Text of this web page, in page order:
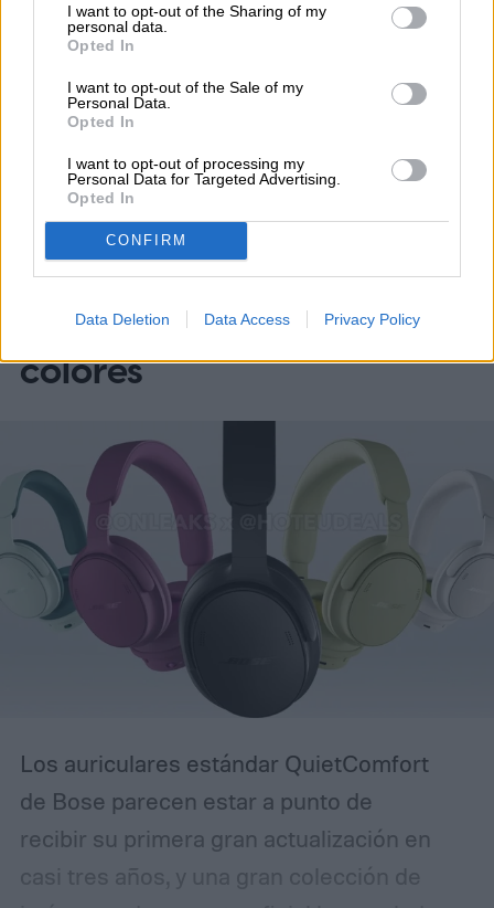
I want to opt-out of the Sharing of my
personal data.
Opted In
I want to opt-out of the Sale of my
Personal Data.
Opted In
I want to opt-out of processing my
Personal Data for Targeted Advertising.
Opted In
CONFIRM
Data Deletion Data Access Privacy Policy
NoticiasHomepage
TECNOLOGÍA VESTIBLE
Los próximos auriculares
QuietComfort de Bose
aparecen en línea en seis
colores
Los auriculares estándar QuietComfort
de Bose parecen estar a punto de
recibir su primera gran actualización en
casi tres años, y una gran colección de